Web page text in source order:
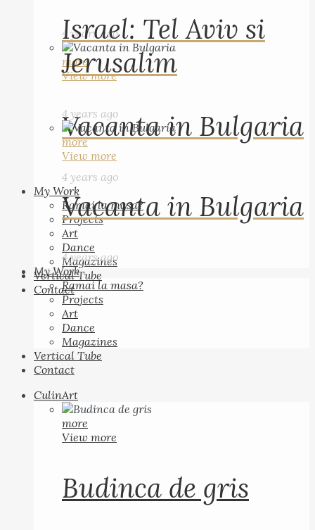
4 years ago
more
View more
Vacanta in Bulgaria
4 years ago
My Work
Ramai la masa?
Projects
Art
Dance
Magazines
Vertical Tube
Contact
Israel: Tel Aviv si
Jerusalim
4 years ago
more
View more
Vacanta in Bulgaria
4 years ago
My Work
Ramai la masa?
Projects
Art
Dance
Magazines
Vertical Tube
Contact
CulinArt
more
View more
Budinca de gris